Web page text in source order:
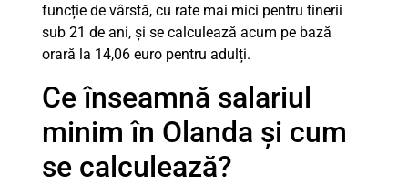
funcție de vârstă, cu rate mai mici pentru tinerii
sub 21 de ani, și se calculează acum pe bază
orară la 14,06 euro pentru adulți.
Ce înseamnă salariul
minim în Olanda și cum
se calculează?